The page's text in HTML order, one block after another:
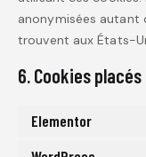
anonymisées autant
trouvent aux États-
6. Cookies placés
Elementor